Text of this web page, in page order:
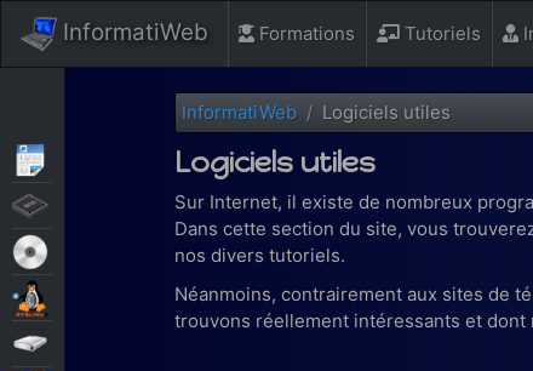
InformatiWeb Formations Tutoriels
InformatiWeb Logiciels utiles
Logiciels utiles
Sur Internet, il existe de nombreux
Dans cette section du site, vous
nos divers tutoriels.
Néanmoins, contrairement aux sites de
trouvons réellement intéressants et